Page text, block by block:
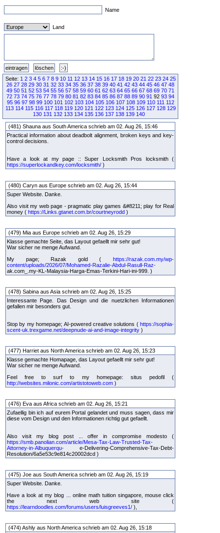
Name
Land
Seite: 1 2 3 4 5 6 7 8 9 10 11 12 13 14 15 16 17 18 19 20 21 22 23 24 25
26 27 28 29 30 31 32 33 34 35 36 37 38 39 40 41 42 43 44 45 46 47 48
49 50 51 52 53 54 55 56 57 58 59 60 61 62 63 64 65 66 67 68 69 70 71
72 73 74 75 76 77 78 79 80 81 82 83 84 85 86 87 88 89 90 91 92 93 94
95 96 97 98 99 100 101 102 103 104 105 106 107 108 109 110 111 112
113 114 115 116 117 118 119 120 121 122 123 124 125 126 127 128 129
130 131 132 133 134 135 136 137 138 139 140
(481) Shauna aus South America schrieb am 02. Aug 26, 15:46
Practical information about deadbolt alignment, broken keys and key-
control decisions.
Have a look at my page :: Super Locksmith Pros locksmith (
https://superlockandkey.com/locksmith/ )
(480) Caryn aus Europe schrieb am 02. Aug 26, 15:44
Super Website. Danke.
Also visit my web page - pragmatic play games &#8211; play for Real
money ( https://Links.gtanet.com.br/courtneyrodd )
(479) Mia aus Europe schrieb am 02. Aug 26, 15:29
Klasse gemachte Seite, das Layout gefaellt mir sehr gut!
War sicher ne menge Aufwand.
My page; Razak gold ( https://razak.com.my/wp-
content/uploads/2026/07/Mohamed-Razalie-Abdul-Rasull-Raz-
ak.com_.my-KL-Malaysia-Harga-Emas-Terkini-Hari-ini-999. )
(478) Sabina aus Asia schrieb am 02. Aug 26, 15:25
Interessante Page. Das Design und die nuetzlichen Informationen
gefallen mir besonders gut.
Stop by my homepage; AI-powered creative solutions ( https://sophia-
scent-uk.trexgame.net/deepnude-ai-and-image-integrity )
(477) Harriet aus North America schrieb am 02. Aug 26, 15:23
Klasse gemachte Homapage, das Layout gefaellt mir sehr gut!
War sicher ne menge Aufwand.
Feel free to surf to my homepage: situs pedofil (
http://websites.milonic.com/artistotoweb.com )
(476) Eva aus Africa schrieb am 02. Aug 26, 15:21
Zufaellig bin ich auf eurem Portal gelandet und muss sagen, dass mir
diese vom Design und den Informationen richtig gut gefaellt.
Also visit my blog post ... offer in compromise modesto (
https://smb.panolian.com/article/Mesa-Tax-Law-Trusted-Tax-
Attorney-in-Albuquerqu- e-Delivering-Comprehensive-Tax-Debt-
Resolution/6a5e53c9e814c20002dcd )
(475) Joe aus South America schrieb am 02. Aug 26, 15:19
Super Website. Danke.
Have a look at my blog ... online math tuition singapore, mouse click
the next web site (
https://learndoodles.com/forums/users/luisgreeves1/ ),
(474) Ashly aus North America schrieb am 02. Aug 26, 15:18